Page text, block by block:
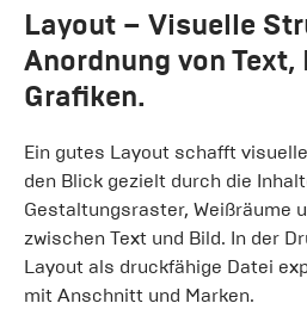
Layout – Visuelle
Anordnung von Text,
Grafiken.
Ein gutes Layout schafft
den Blick gezielt durch die
Gestaltungsraster, Weißräume
zwischen Text und Bild. In der
Layout als druckfähige Datei
mit Anschnitt und Marken.